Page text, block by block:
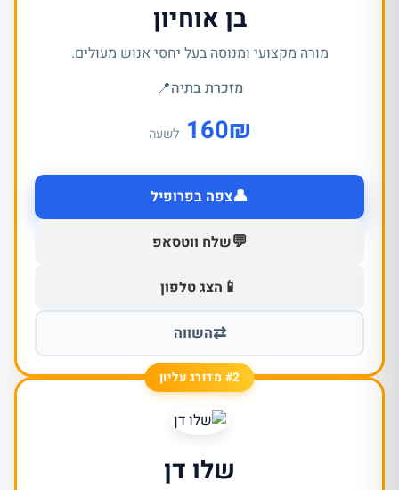
בן אוחיון
מורה מקצועי ומנוסה בעל יחסי אנוש מעולים.
מזכרת בתיה📍
₪
160 לשעה
👤צפה בפרופיל
💬שלח ווטסאפ
📱 הצג טלפון
⇄השווה
#2 מדורג עליון
שלו דן